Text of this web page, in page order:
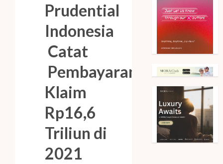
Prudential
Indonesia
Catat
Pembayaran
Klaim
Rp16,6
Triliun di
2021